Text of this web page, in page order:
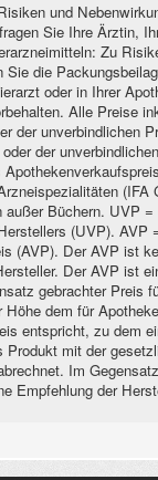
und
Sie Ihre Ärztin,
Zu
Sie die
oder in Ihrer
Alle Preise
der unverbindlichen
der unverbindlichen
(IFA
außer Büchern. UVP
(UVP). AVP
(AVP). Der AVP ist
Der AVP ist
gebrachter Preis
dem für
entspricht, zu dem
Produkt mit der
Im
Empfehlung der